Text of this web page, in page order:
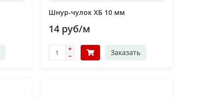
Шнур-чулок ХБ 10 мм
14 руб/м
Заказать